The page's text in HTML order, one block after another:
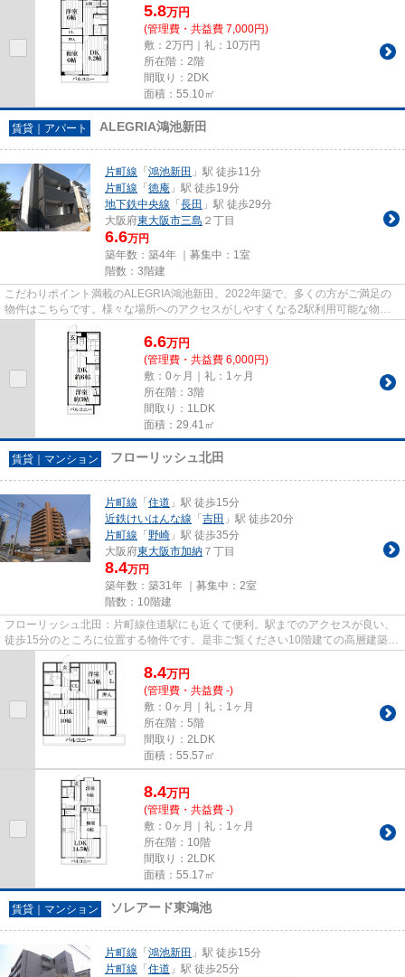
5.8万円
(管理費・共益費 7,000円)
敷：2万円｜礼：10万円
所在階：2階
間取り：2DK
面積：55.10㎡
賃貸｜アパート ALEGRIA鴻池新田
片町線 「 鴻池新田 」駅 徒歩11分
片町線 「 徳庵 」駅 徒歩19分
地下鉄中央線 「 長田 」駅 徒歩29分
大阪府東大阪市三島 ２丁目
6.6万円
築年数：築4年 ｜募集中： 1室
階数：3階建
こだわりポイント満載のALEGRIA鴻池新田。2022年築で、多くの方がご満足の
物件はこちらです。様々な場所へのアクセスがしやすくなる2駅利用可能な物件
です。新しいのでこだわりの多い...
6.6万円
(管理費・共益費 6,000円)
敷：0ヶ月｜礼：1ヶ月
所在階：3階
間取り：1LDK
面積：29.41㎡
賃貸｜マンション フローリッシュ北田
片町線 「 住道 」駅 徒歩15分
近鉄けいはんな線 「 吉田 」駅 徒歩20分
片町線 「 野崎 」駅 徒歩35分
大阪府東大阪市加納 ７丁目
8.4万円
築年数：築31年 ｜募集中： 2室
階数：10階建
フローリッシュ北田：片町線住道駅にも近くて便利。駅までのアクセスが良い、
徒歩15分のところに位置する物件です。是非ご覧ください10階建ての高層建築。
こちらの物件はマンションで...
8.4万円
(管理費・共益費 -)
敷：0ヶ月｜礼：1ヶ月
所在階：5階
間取り：2LDK
面積：55.57㎡
8.4万円
(管理費・共益費 -)
敷：0ヶ月｜礼：1ヶ月
所在階：10階
間取り：2LDK
面積：55.17㎡
賃貸｜マンション ソレアード東鴻池
片町線 「 鴻池新田 」駅 徒歩15分
片町線 「 住道 」駅 徒歩25分